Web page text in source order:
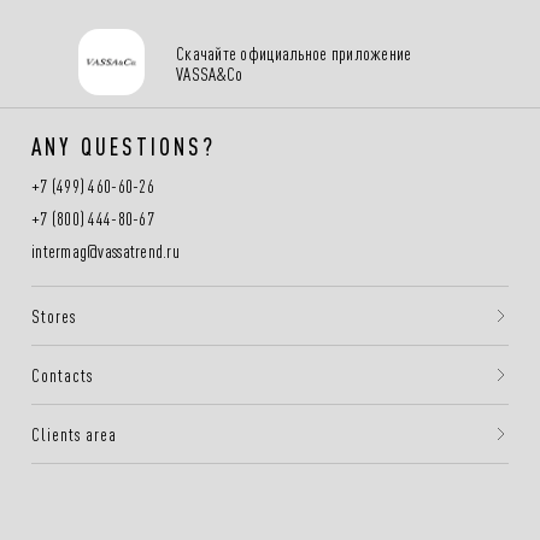
Скачайте официальное приложение
VASSA&Co
ANY QUESTIONS?
+7 (499) 460-60-26
+7 (800) 444-80-67
intermag@vassatrend.ru
Stores
Contacts
Clients area